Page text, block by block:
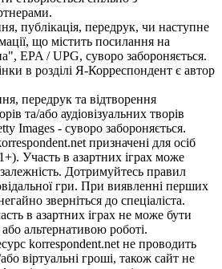
публікація, передрук, чи наступне
що містить посилання на
EPA / UPG, суворо забороняється.
в розділі Я-Корреспондент є автор
передрук та відтворення
та/або аудіовізуальних творів
Images - суворо забороняється.
призначені для осіб
Участь в азартних іграх може
Дотримуйтесь правил
гри. При виявленні перших
зверніться до спеціаліста.
в азартних іграх не може бути
альтернативою роботі.
korrespondent.net не проводить
віртуальні гроші, також сайт не